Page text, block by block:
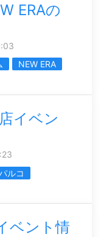
ERAの
NEW ERA
イベン
ルコ
ベント情